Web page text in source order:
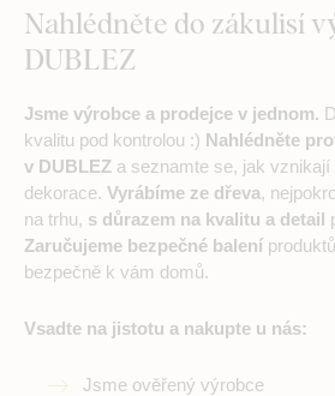
Nahlédněte do zákulisí
DUBLEZ
Jsme výrobce a prodejce v jednom.
kvalitu pod kontrolou :) Nahlédněte
v DUBLEZ a seznamte se, jak
dekorace. Vyrábíme ze dřeva,
na trhu, s důrazem na kvalitu a detail
Zaručujeme bezpečné balení
bezpečně k vám domů.
Vsadte na jistotu a nakupte u nás:
Jsme ověřený výrobce